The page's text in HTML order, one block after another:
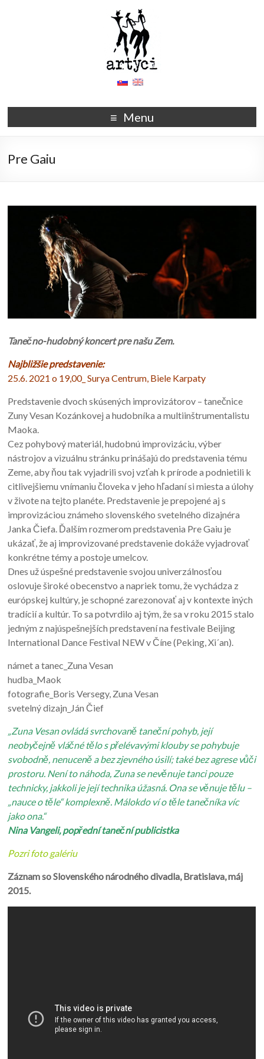
Menu
Pre Gaiu
Tanečno-hudobný koncert pre našu Zem.
Najbližšie predstavenie:
25.6. 2021 o 19,00_ Surya Centrum, Biele Karpaty
Predstavenie dvoch skúsených improvizátorov – tanečnice
Zuny Vesan Kozánkovej a hudobníka a multiinštrumentalistu
Maoka.
Cez pohybový materiál, hudobnú improvizáciu, výber
nástrojov a vizuálnu stránku prinášajú do predstavenia tému
Zeme, aby ňou tak vyjadrili svoj vzťah k prírode a podnietili k
citlivejšiemu vnímaniu človeka v jeho hľadaní si miesta a úlohy
v živote na tejto planéte. Predstavenie je prepojené aj s
improvizáciou známeho slovenského svetelného dizajnéra
Janka Čiefa. Ďalším rozmerom predstavenia Pre Gaiu je
ukázať, že aj improvizované predstavenie dokáže vyjadrovať
konkrétne témy a postoje umelcov.
Dnes už úspešné predstavenie svojou univerzálnosťou
oslovuje široké obecenstvo a napriek tomu, že vychádza z
európskej kultúry, je schopné zarezonovať aj v kontexte iných
tradícií a kultúr. To sa potvrdilo aj tým, že sa v roku 2015 stalo
jedným z najúspešnejších predstavení na festivale Beijing
International Dance Festival NEW v Číne (Peking, Xi´an).
námet a tanec_Zuna Vesan
hudba_Maok
fotografie_Boris Versegy, Zuna Vesan
svetelný dizajn_Ján Čief
„Zuna Vesan ovládá svrchovaně taneční pohyb, její
neobyčejně vláčné tělo s přelévavými klouby se pohybuje
svobodně, nenuceně a bez zjevného úsilí; také bez agrese vůči
prostoru. Není to náhoda, Zuna se nevěnuje tanci pouze
technicky, jakkoli je její technika úžasná. Ona se věnuje tělu –
„nauce o těle“ komplexně. Málokdo ví o těle tanečníka víc
jako ona.“
Nina Vangeli, popřední taneční publicistka
Pozri foto galériu
Záznam so Slovenského národného divadla, Bratislava, máj
2015.